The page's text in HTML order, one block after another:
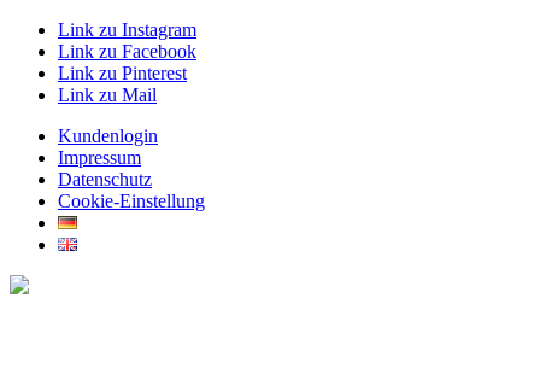
Link zu Instagram
Link zu Facebook
Link zu Pinterest
Link zu Mail
Kundenlogin
Impressum
Datenschutz
Cookie-Einstellung